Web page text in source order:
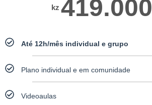
kz 419.000
Até 12h/mês individual e grupo
Plano individual e em comunidade
Videoaulas